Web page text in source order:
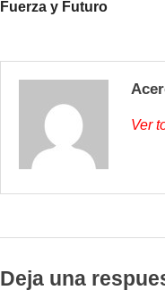
Fuerza y Futuro
Ver
Deja una